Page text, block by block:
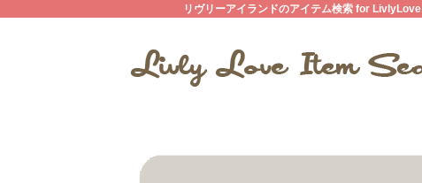
リヴリーアイランドのアイテム検索 for LivlyLove